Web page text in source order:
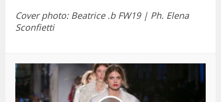
Cover photo: Beatrice .b FW19 | Ph. Elena
Sconfietti